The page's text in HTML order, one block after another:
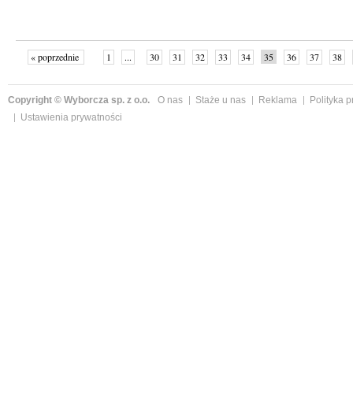
« poprzednie 1 ... 30 31 32 33 34 35 36 37
38
Copyright © Wyborcza sp. z o.o. O nas Staże u nas Reklama
Polityka
Ustawienia prywatności